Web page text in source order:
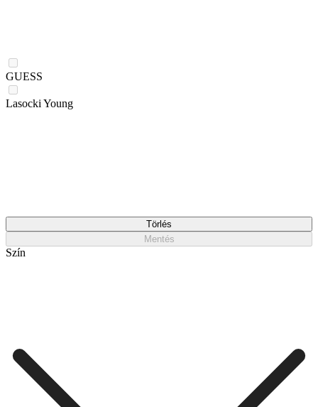
GUESS
Lasocki Young
Törlés
Mentés
Szín